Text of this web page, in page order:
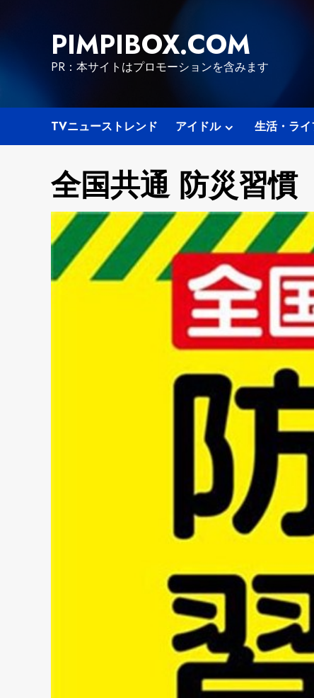
PIMPIBOX.COM
PR：本サイトはプロモーションを含みます
TVニューストレンド アイドル 生活・ライ
全国共通 防災習慣